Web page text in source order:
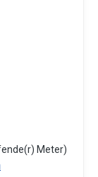
Meter)